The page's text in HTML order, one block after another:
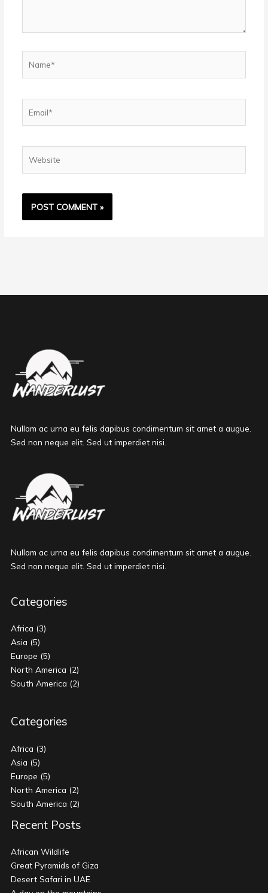
Nullam ac urna eu felis dapibus condimentum sit amet a augue.
Sed non neque elit. Sed ut imperdiet nisi.
Nullam ac urna eu felis dapibus condimentum sit amet a augue.
Sed non neque elit. Sed ut imperdiet nisi.
Categories
Africa (3)
Asia (5)
Europe (5)
North America (2)
South America (2)
Categories
Africa (3)
Asia (5)
Europe (5)
North America (2)
South America (2)
Recent Posts
African Wildlife
Great Pyramids of Giza
Desert Safari in UAE